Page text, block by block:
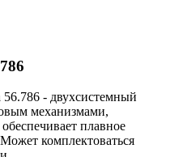
- двухсистемный
механизмами,
плавное
комплектоваться